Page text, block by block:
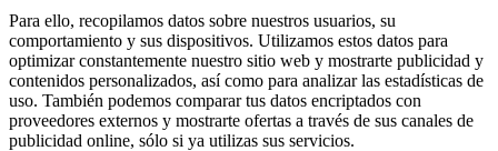
Para ello, recopilamos datos sobre nuestros usuarios, su
comportamiento y sus dispositivos. Utilizamos estos datos para
optimizar constantemente nuestro sitio web y mostrarte publicidad y
contenidos personalizados, así como para analizar las estadísticas de
uso. También podemos comparar tus datos encriptados con
proveedores externos y mostrarte ofertas a través de sus canales de
publicidad online, sólo si ya utilizas sus servicios.